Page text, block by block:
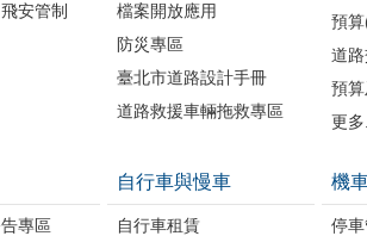
安管制
檔案開放應用
防災專區
臺北市道路設計手冊
道路救援車輛拖救專區
預
道
預
更多
專區
自行車與慢車
自行車租賃
機
停